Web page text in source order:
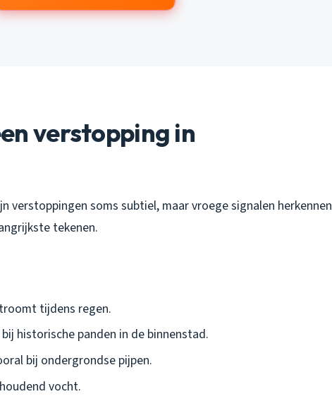
verstopping in
verstoppingen soms subtiel, maar vroege signalen herkennen
tekenen.
tijdens regen.
historische panden in de binnenstad.
bij ondergrondse pijpen.
vocht.